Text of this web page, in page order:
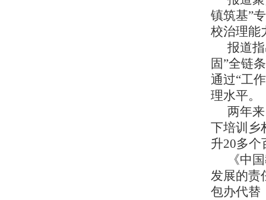
镇筑基”
校治理能
报道
固”全链
通过“工
理水平。
两年
下培训乡
升20多个
《中
发展的责
包办代替